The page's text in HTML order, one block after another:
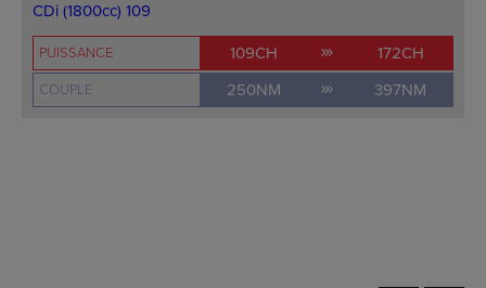
PUISSANCE 109CH 172CH
COUPLE 250NM 397NM